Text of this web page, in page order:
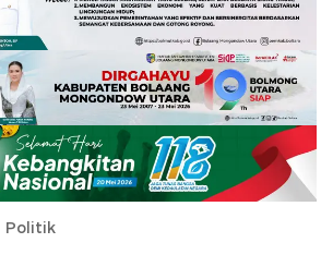
Politik